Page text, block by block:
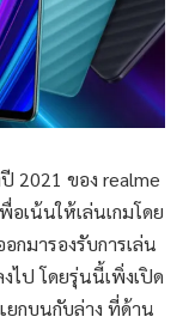
2021 ของ realme
เน้นให้เล่นเกมโดย
กมารองรับการเล่น
ไป โดยรุ่นนี้เพิ่งเปิด
กบนกับล่าง ที่ด้าน